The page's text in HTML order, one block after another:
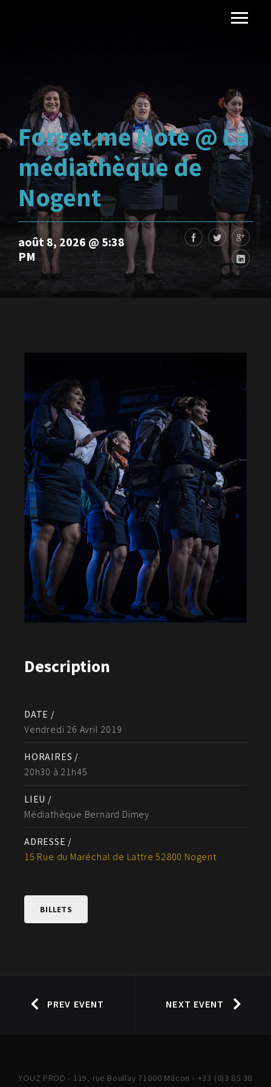
Forget me Note @ La
médiathèque de
Nogent
août 8, 2026 @ 5:38
PM
Description
DATE /
Vendredi 26 Avril 2019
HORAIRES /
20h30 à 21h45
LIEU /
Médiathèque Bernard Dimey
ADRESSE /
15 Rue du Maréchal de Lattre 52800 Nogent
BILLETS
PREV EVENT NEXT EVENT
YOUZ PROD - 119, rue Boullay 71000 Mâcon - +33 (0)3 85 38